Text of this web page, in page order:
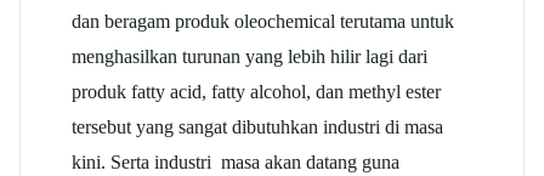
dan beragam produk oleochemical terutama untuk
menghasilkan turunan yang lebih hilir lagi dari
produk fatty acid, fatty alcohol, dan methyl ester
tersebut yang sangat dibutuhkan industri di masa
kini. Serta industri masa akan datang guna